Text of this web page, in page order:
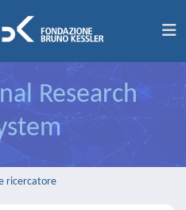
Research
ricercatore